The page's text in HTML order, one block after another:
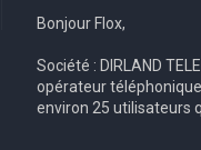
Bonjour Flox,
Société : DIRLAND
opérateur
environ 25 utilisateurs